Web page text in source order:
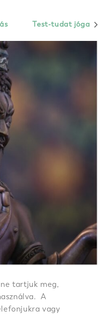
Test-tudat jóga
tartjuk meg,
A
vagy